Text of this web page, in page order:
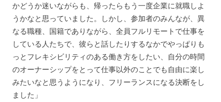
かどうか迷いながらも、帰ったらもう一度企業に就職しよ
うかなと思っていました。しかし、参加者のみんなが、異
なる職種、国籍でありながら、全員フルリモートで仕事を
している人たちで、彼らと話したりするなかでやっぱりも
っとフレキシビリティのある働き方をしたい、自分の時間
のオーナーシップをとって仕事以外のことでも自由に楽し
みたいなと思うようになり、フリーランスになる決断をし
ました」